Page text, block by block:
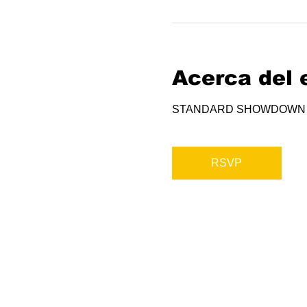
Acerca del
STANDARD SHOWDOWN
RSVP